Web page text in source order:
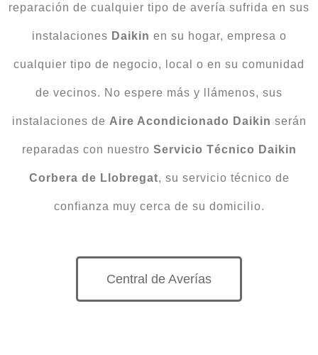
reparación de cualquier tipo de avería sufrida en sus
instalaciones Daikin en su hogar, empresa o
cualquier tipo de negocio, local o en su comunidad
de vecinos. No espere más y llámenos, sus
instalaciones de Aire Acondicionado Daikin serán
reparadas con nuestro Servicio Técnico Daikin
Corbera de Llobregat, su servicio técnico de
confianza muy cerca de su domicilio.
Central de Averías